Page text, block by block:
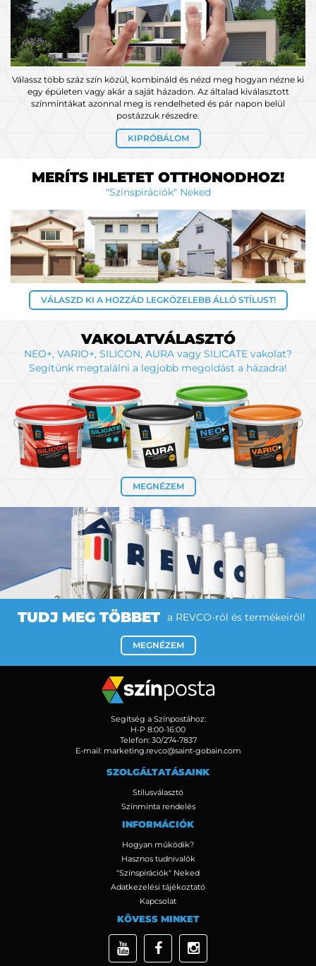
Válassz több száz szín közül, kombináld és nézd meg hogyan nézne ki
egy épületen vagy akár a saját házadon. Az általad kiválasztott
színmintákat azonnal meg is rendelheted és pár napon belül
postázzuk részedre.
KIPRÓBÁLOM
MERÍTS IHLETET OTTHONODHOZ!
"Színspirációk" Neked
VÁLASZD KI A HOZZÁD LEGKÖZELEBB ÁLLÓ STÍLUST!
VAKOLATVÁLASZTÓ
NEO+, VARIO+, SILICON, AURA vagy SILICATE vakolat?
Segítünk megtalálni a legjobb megoldást a házadra!
MEGNÉZEM
TUDJ MEG TÖBBET a REVCO-ról és termékeiről!
MEGNÉZEM
Segítség a Színpostához:
H-P 8:00-16:00
Telefon: 30/274-7837
E-mail: marketing.revco@saint-gobain.com
SZOLGÁLTATÁSAINK
Stílusválasztó
Színminta rendelés
INFORMÁCIÓK
Hogyan működik?
Hasznos tudnivalók
"Színspirációk" Neked
Adatkezelési tájékoztató
Kapcsolat
KÖVESS MINKET